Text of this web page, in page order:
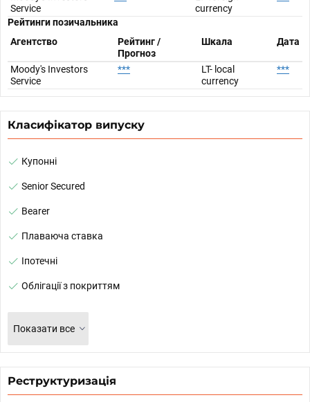
Service
currency
Рейтинги позичальника
Агентство
Рейтинг /
Прогноз
Шкала Дата
Moody's Investors
Service
***
LT- local
currency
***
Класифікатор випуску
Купонні
Senior Secured
Bearer
Плаваюча ставка
Іпотечні
Облігації з покриттям
Показати все
Реструктуризація